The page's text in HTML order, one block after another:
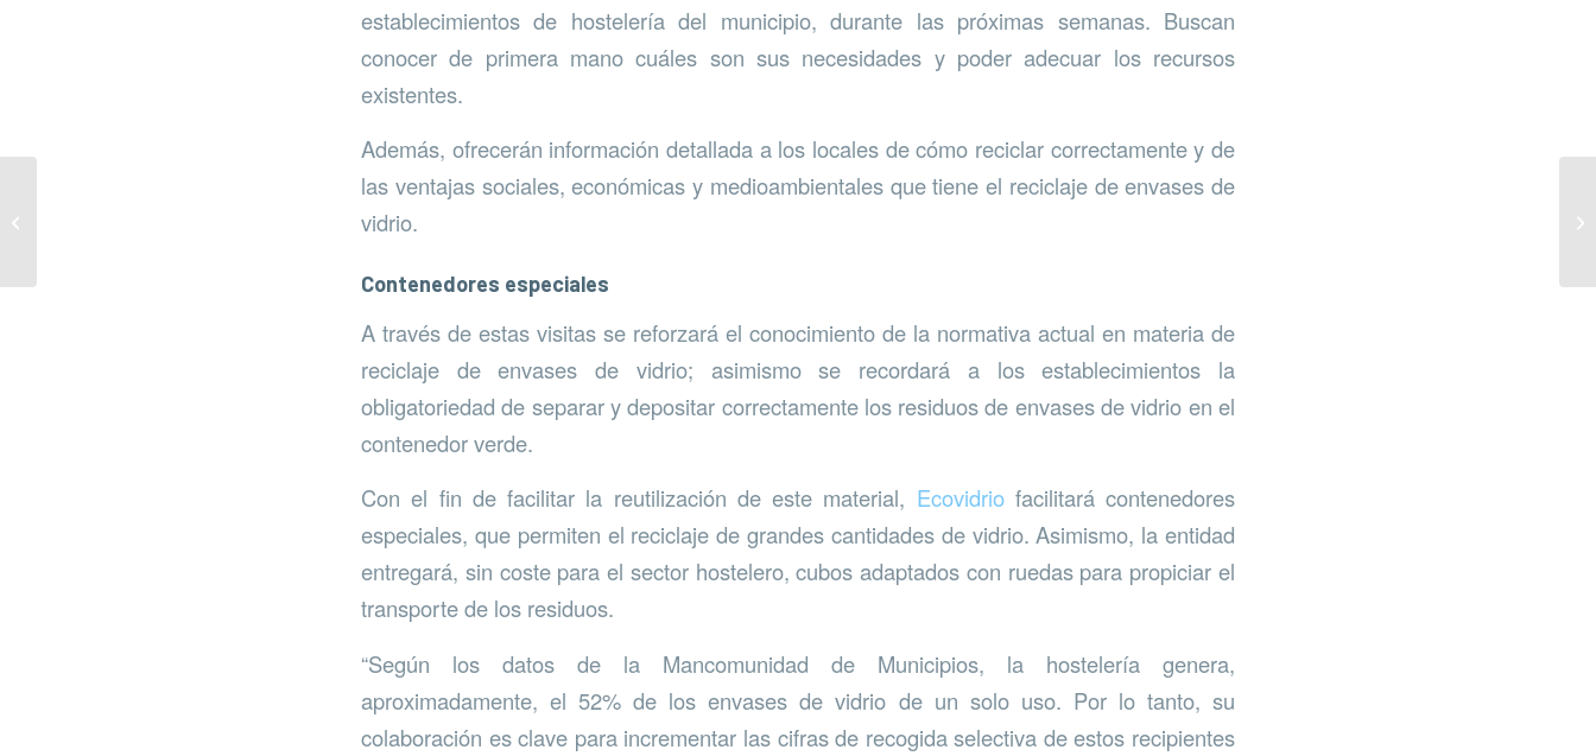
establecimientos de hostelería del municipio, durante las próximas semanas. Buscan
conocer de primera mano cuáles son sus necesidades y poder adecuar los recursos
existentes.
Además, ofrecerán información detallada a los locales de cómo reciclar correctamente y de
las ventajas sociales, económicas y medioambientales que tiene el reciclaje de envases de
vidrio.
Contenedores especiales
A través de estas visitas se reforzará el conocimiento de la normativa actual en materia de
reciclaje de envases de vidrio; asimismo se recordará a los establecimientos la
obligatoriedad de separar y depositar correctamente los residuos de envases de vidrio en el
contenedor verde.
Con el fin de facilitar la reutilización de este material, Ecovidriofacilitará contenedores
especiales, que permiten el reciclaje de grandes cantidades de vidrio. Asimismo, la entidad
entregará, sin coste para el sector hostelero, cubos adaptados con ruedas para propiciar el
transporte de los residuos.
“Según los datos de la Mancomunidad de Municipios, la hostelería genera,
aproximadamente, el 52% de los envases de vidrio de un solo uso. Por lo tanto, su
colaboración es clave para incrementar las cifras de recogida selectiva de estos recipientes